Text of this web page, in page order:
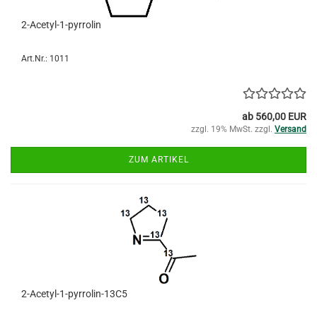
2-Acetyl-1-pyrrolin
Art.Nr.: 1011
ab 560,00 EUR
zzgl. 19% MwSt. zzgl. Versand
ZUM ARTIKEL
2-Acetyl-1-pyrrolin-13C5